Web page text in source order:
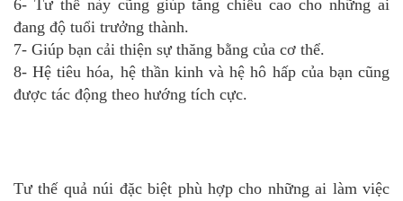
6- Tư thế này cũng giúp tăng chiều cao cho những ai
đang độ tuổi trưởng thành.
7- Giúp bạn cải thiện sự thăng bằng của cơ thể.
8- Hệ tiêu hóa, hệ thần kinh và hệ hô hấp của bạn cũng
được tác động theo hướng tích cực.
Tư thế quả núi đặc biệt phù hợp cho những ai làm việc